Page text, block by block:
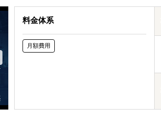
料金体系
月額費用